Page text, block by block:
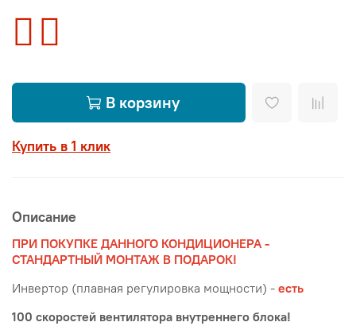
В корзину
Купить в 1 клик
Описание
ПРИ ПОКУПКЕ ДАННОГО КОНДИЦИОНЕРА -
СТАНДАРТНЫЙ МОНТАЖ В ПОДАРОК!
Инвертор (плавная регулировка мощности) - есть
100 скоростей вентилятора внутреннего блока!